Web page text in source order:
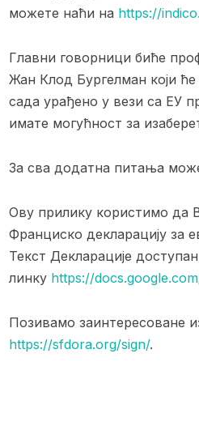
можете наћи на https://
Главни говорници биће
Жан Клод Бургелман који
сада урађено у вези са ЕУ
имате могућност за
За сва додатна питања
Ову прилику користимо да
Франциско декларацију за
Текст Декларације
линку https://
Позивамо заинтересоване
https://sfdora.org/sign/.